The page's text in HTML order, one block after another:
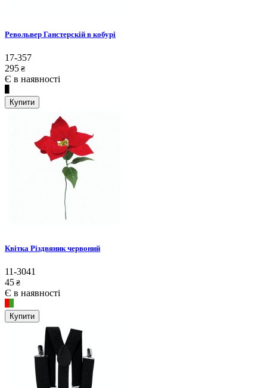
Револьвер Ганстерскій в кобурі
17-357
295 ₴
Є в наявності
Купити
Квітка Різдвяник червоний
11-3041
45 ₴
Є в наявності
Купити